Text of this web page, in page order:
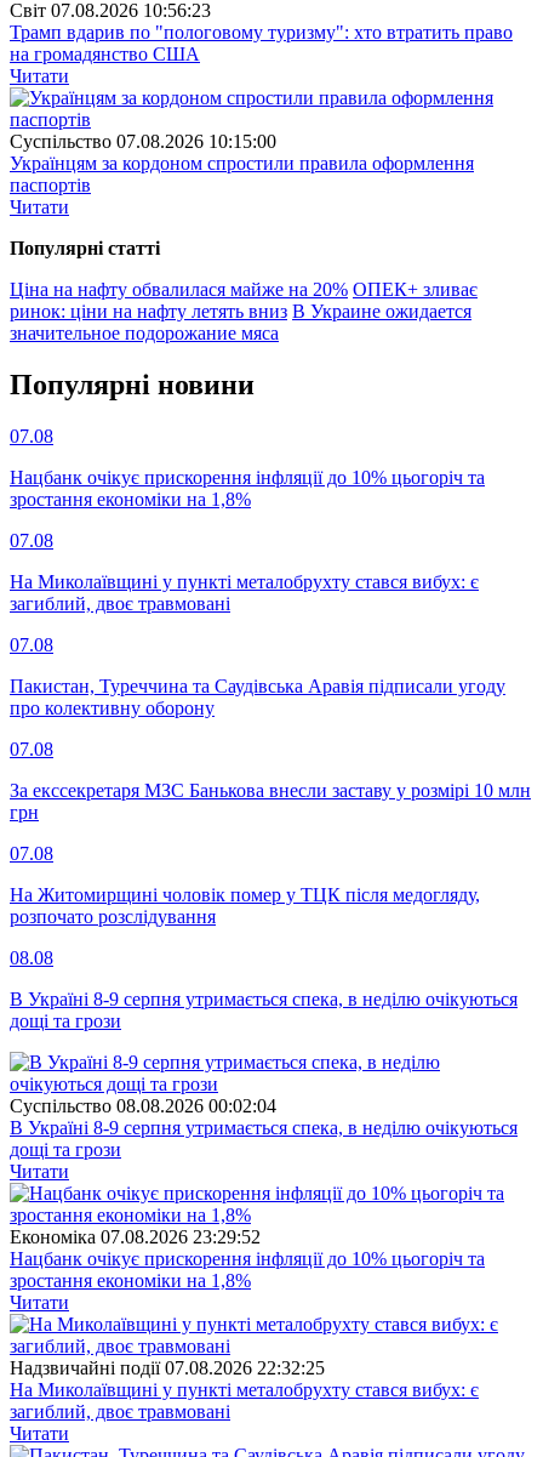
Свiт 07.08.2026 10:56:23
Трамп вдарив по "пологовому туризму": хто втратить право
на громадянство США
Читати
Суспiльство 07.08.2026 10:15:00
Українцям за кордоном спростили правила оформлення
паспортів
Читати
Популярнi статтi
Ціна на нафту обвалилася майже на 20% ОПЕК+ зливає
ринок: ціни на нафту летять вниз В Украине ожидается
значительное подорожание мяса
Популярнi новини
07.08
Нацбанк очікує прискорення інфляції до 10% цьогоріч та
зростання економіки на 1,8%
07.08
На Миколаївщині у пункті металобрухту стався вибух: є
загиблий, двоє травмовані
07.08
Пакистан, Туреччина та Саудівська Аравія підписали угоду
про колективну оборону
07.08
За екссекретаря МЗС Банькова внесли заставу у розмірі 10 млн
грн
07.08
На Житомирщині чоловік помер у ТЦК після медогляду,
розпочато розслідування
08.08
В Україні 8-9 серпня утримається спека, в неділю очікуються
дощі та грози
Суспiльство 08.08.2026 00:02:04
В Україні 8-9 серпня утримається спека, в неділю очікуються
дощі та грози
Читати
Економіка 07.08.2026 23:29:52
Нацбанк очікує прискорення інфляції до 10% цьогоріч та
зростання економіки на 1,8%
Читати
Надзвичайні події 07.08.2026 22:32:25
На Миколаївщині у пункті металобрухту стався вибух: є
загиблий, двоє травмовані
Читати